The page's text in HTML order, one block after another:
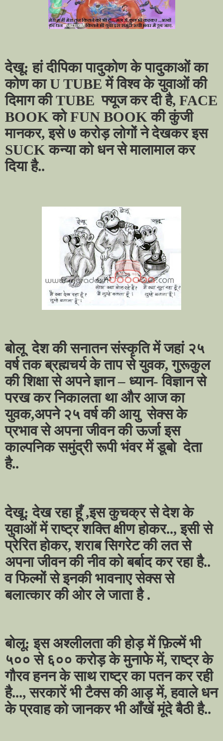
देखू: हां दीपिका पादुकोण के पादुकाओं का
कोण काU TUBEमें विश्व के युवाओं की
दिमाग कीTUBE फ्यूज कर दी है, FACE
BOOKकोFUN BOOKकी कुंजी
मानकर,इसे ७ करोड़ लोगों ने देखकर इस
SUCKकन्या को धन से मालामाल कर
दिया है..
बोलू देश की सनातन संस्कृति में जहां २५
वर्ष तक ब्रह्मचर्य के ताप से युवक,गुरूकुल
की शिक्षा से अपने ज्ञान– ध्यान- विज्ञान से
परख कर निकालता था और आज का
युवक,अपने २५ वर्ष की आयु सेक्स के
प्रभाव से अपना जीवन की ऊर्जा इस
काल्पनिक समुंद्री रूपी भंवर में डूबो देता
है..
देखू: देख रहा हूँ,इस कुचक्र से देश के
युवाओं में राष्ट्र शक्ति क्षीण होकर..,इसी से
प्रेरित होकर,शराब सिगरेट की लत से
अपना जीवन की नीव को बर्बाद कर रहा है..
व फिल्मों से इनकी भावनाए सेक्स से
बलात्कार की ओर ले जाता है.
बोलू: इस अश्लीलता की होड़ में फ़िल्में भी
५०० से ६०० करोड़ के मुनाफे में,राष्ट्र के
गौरव हनन के साथ राष्ट्र का पतन कर रही
है...,सरकारें भी टैक्स की आड़ में,हवाले धन
के प्रवाह को जानकर भी आँखें मूंदे बैठी है..